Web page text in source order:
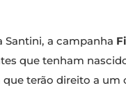
Santini, a campanha
que tenham
terão direito a